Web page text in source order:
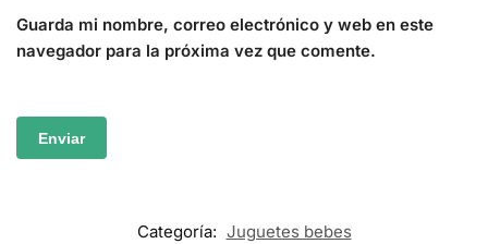
Guarda mi nombre, correo electrónico y web en este
navegador para la próxima vez que comente.
Categoría: Juguetes bebes